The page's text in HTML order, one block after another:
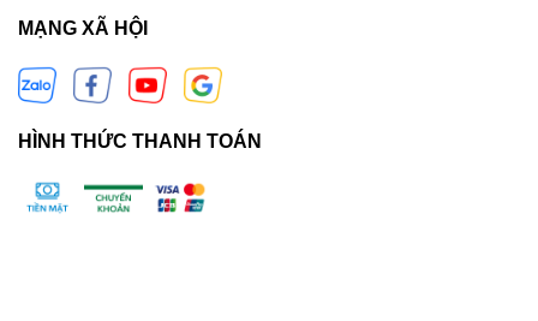
MẠNG XÃ HỘI
HÌNH THỨC THANH TOÁN